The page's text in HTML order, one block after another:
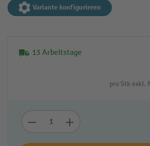
Variante konfigurieren
13 Arbeitstage
pro Stk exkl.